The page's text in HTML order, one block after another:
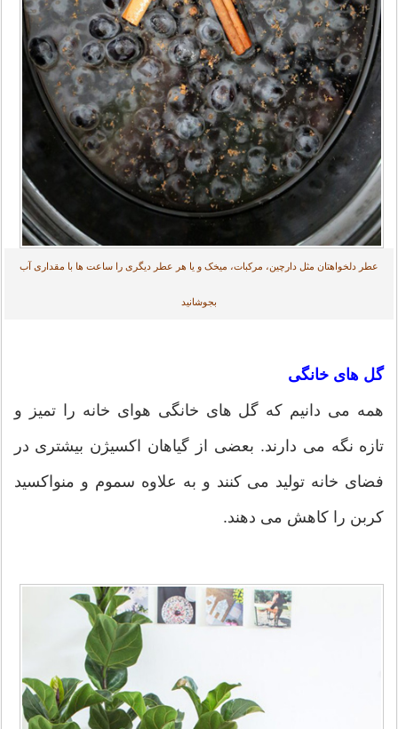
عطر دلخواهتان مثل دارچین، مرکبات، میخک و یا هر عطر دیگری را ساعت ها با مقداری آب
بجوشانید
گل های خانگی
همه می دانیم که گل های خانگی هوای خانه را تمیز و
تازه نگه می دارند. بعضی از گیاهان اکسیژن بیشتری در
فضای خانه تولید می کنند و به علاوه سموم و منواکسید
کربن را کاهش می دهند.